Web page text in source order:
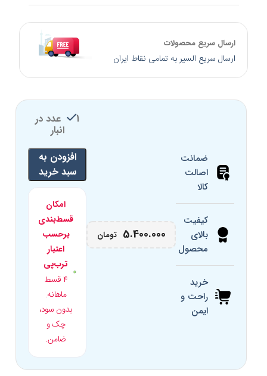
نوع لولا فلزی | فنری
جنس عدسی
پوشش عدسی UV400، پلاریزه و ضد خش
کالیبر عدسی
برند Deeplook
کشور سازنده
شکل هندسی
کار اداری، مطالعه، استفاده روزمره,
ارسال سریع محصولات
ارسال سریع السیر به تمامی نقاط ایران
ضمانت
اصالت
کالا
کیفیت
بالای
محصول
خرید
راحت و
ایمن
5.400.000 تومان
1 عدد در
انبار
افزودن به
سبد خرید
امکان
قسط‌بندی
برحسب
اعتبار
ترب‌پی
۴ قسط
ماهانه.
بدون سود،
چک و
ضامن.